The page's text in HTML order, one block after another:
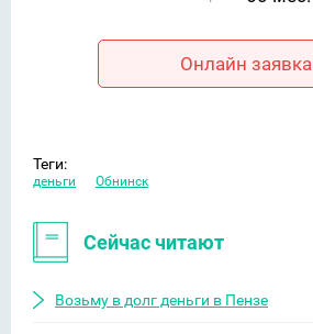
Онлайн заявка
Теги:
деньги Обнинск
Сейчас читают
Возьму в долг деньги в Пензе